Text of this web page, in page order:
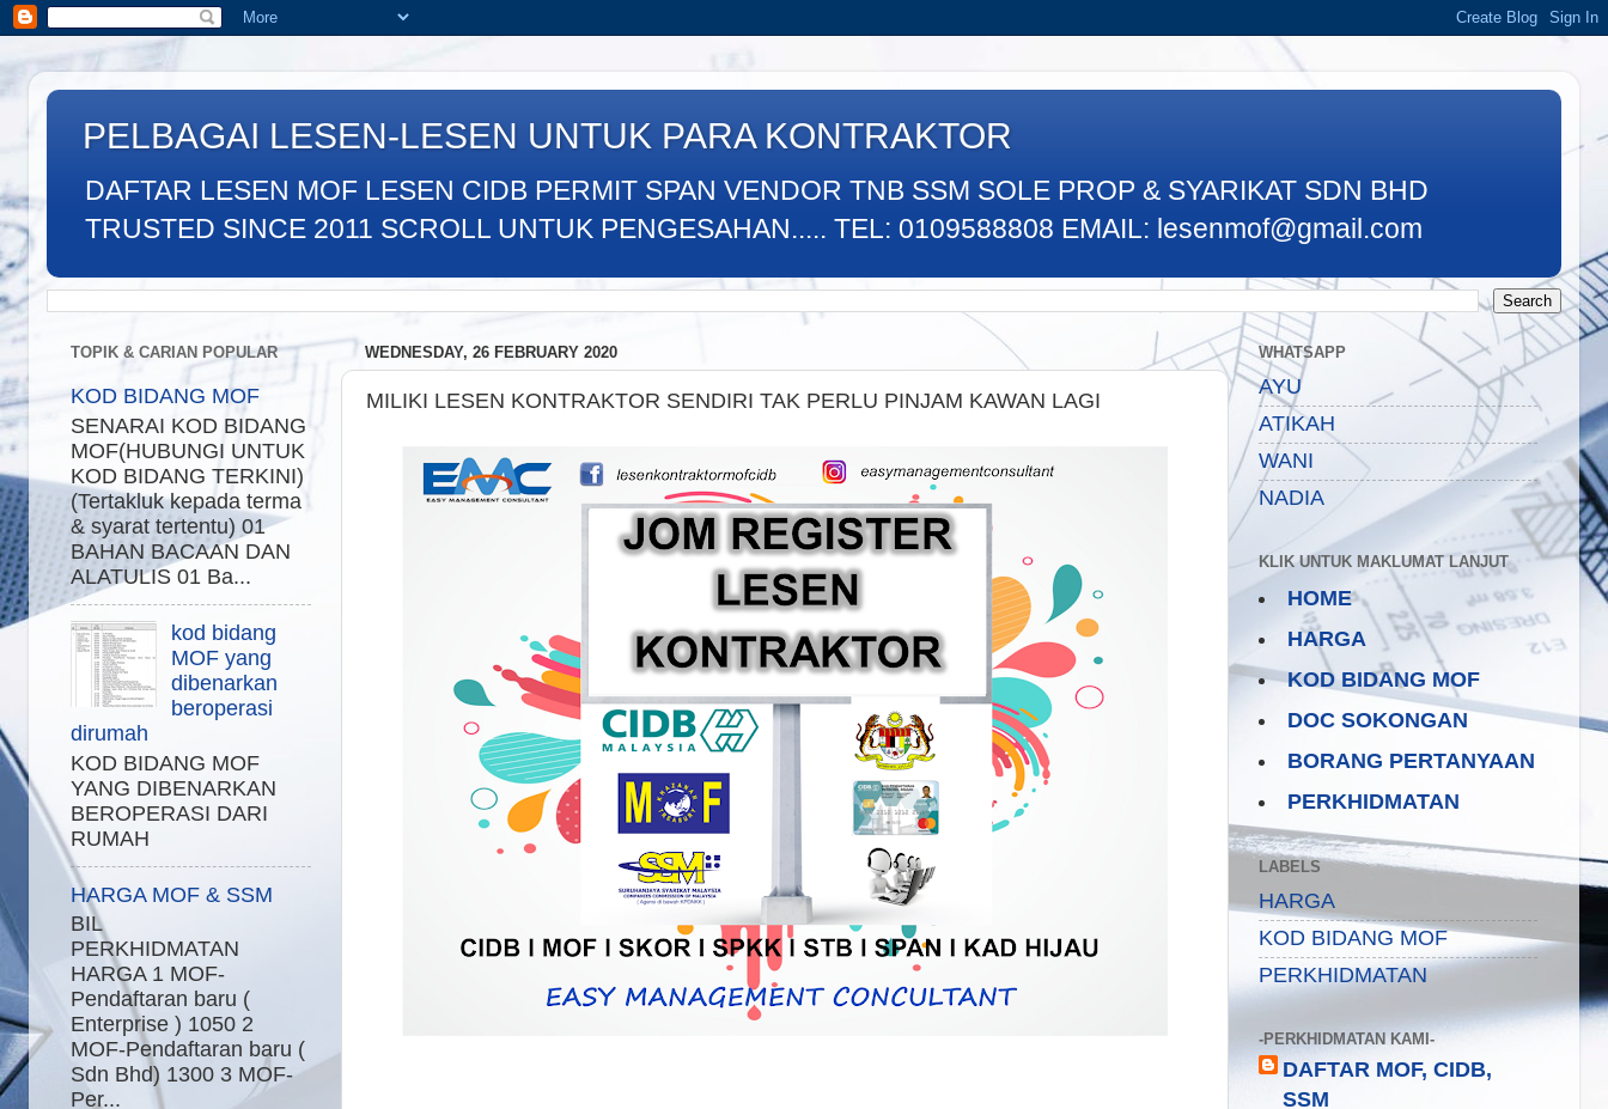
PELBAGAI LESEN-LESEN UNTUK PARA KONTRAKTOR
DAFTAR LESEN MOF LESEN CIDB PERMIT SPAN VENDOR TNB SSM SOLE PROP & SYARIKAT SDN BHD
TRUSTED SINCE 2011 SCROLL UNTUK PENGESAHAN..... TEL: 0109588808 EMAIL: lesenmof@gmail.com
WEDNESDAY, 26 FEBRUARY 2020
MILIKI LESEN KONTRAKTOR SENDIRI TAK PERLU PINJAM KAWAN LAGI
TOPIK & CARIAN POPULAR
KOD BIDANG MOF
SENARAI KOD BIDANG
MOF(HUBUNGI UNTUK
KOD BIDANG TERKINI)
(Tertakluk kepada terma
& syarat tertentu) 01
BAHAN BACAAN DAN
ALATULIS 01 Ba...
kod bidang
MOF yang
dibenarkan
beroperasi
dirumah
KOD BIDANG MOF
YANG DIBENARKAN
BEROPERASI DARI
RUMAH
HARGA MOF & SSM
BIL
PERKHIDMATAN
HARGA 1 MOF-
Pendaftaran baru (
Enterprise ) 1050 2
MOF-Pendaftaran baru (
Sdn Bhd) 1300 3 MOF-
Per...
WHATSAPP
AYU
ATIKAH
WANI
NADIA
KLIK UNTUK MAKLUMAT LANJUT
HOME
HARGA
KOD BIDANG MOF
DOC SOKONGAN
BORANG PERTANYAAN
PERKHIDMATAN
LABELS
HARGA
KOD BIDANG MOF
PERKHIDMATAN
-PERKHIDMATAN KAMI-
DAFTAR MOF, CIDB,
SSM